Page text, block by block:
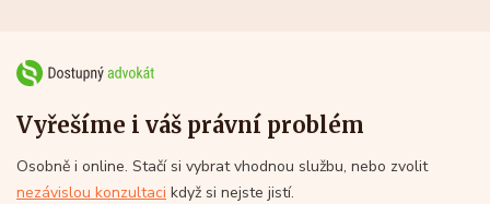
Vyřešíme i váš právní problém
Osobně i online. Stačí si vybrat vhodnou službu, nebo zvolit
nezávislou konzultaci když si nejste jistí.